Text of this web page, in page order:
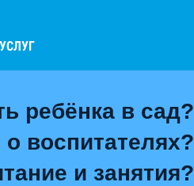
ребёнка в сад?
о воспитателях?
и занятия?